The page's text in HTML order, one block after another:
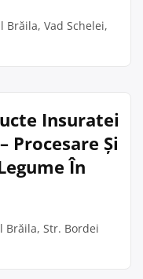
Brăila, Vad Schelei,
Insuratei
Procesare Și
În
Brăila, Str. Bordei